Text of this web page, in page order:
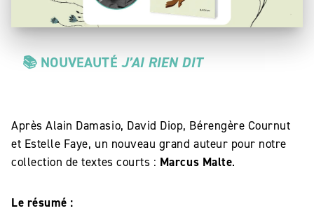
📚 NOUVEAUTÉ J’AI RIEN DIT
Après Alain Damasio, David Diop, Bérengère Cournut
et Estelle Faye, un nouveau grand auteur pour notre
collection de textes courts : Marcus Malte.
Le résumé :